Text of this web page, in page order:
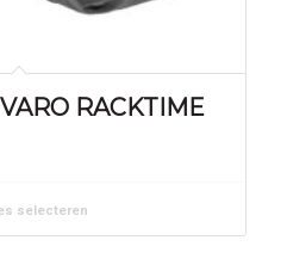
RACKTIME
selecteren